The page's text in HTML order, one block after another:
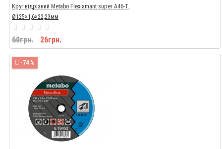
Круг відрізний Metabo Flexiamant super A46-T,
Ø125×1,6×22,23мм
60грн. 26грн.
-74 %